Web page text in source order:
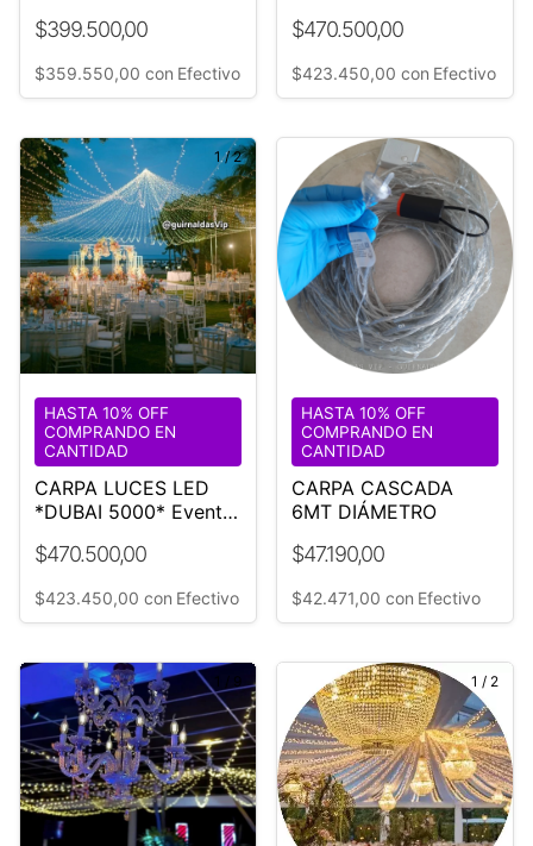
$399.500,00
$359.550,00 con Efectivo
$470.500,00
$423.450,00 con Efectivo
1/2
CARPA LUCES LED
*DUBAI 5000* Evento
$470.500,00
HASTA 10% OFF
COMPRANDO EN
CANTIDAD
$423.450,00 con Efectivo
CARPA CASCADA
6MT DIÁMETRO
$47.190,00
HASTA 10% OFF
COMPRANDO EN
CANTIDAD
$42.471,00 con Efectivo
1 / 9 1 / 2